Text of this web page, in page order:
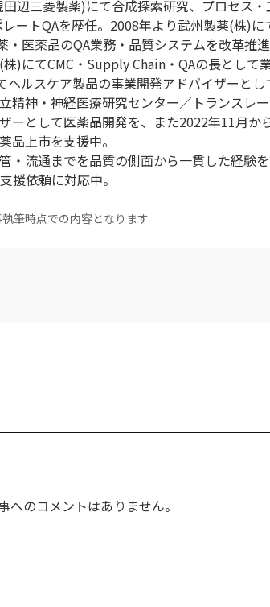
辺三菱製薬)にて合成探索研究、プロセス・
ートQAを歴任。2008年より武州製薬(株)
・医薬品のQA業務・品質システムを改革推
)にてCMC・Supply Chain・QAの長として
ヘルスケア製品の事業開発アドバイザーと
神・神経医療研究センター／トランスレ
ーとして医薬品開発を、また2022年11月か
品上市を支援中。
・流通までを品質の側面から一貫した経験
援依頼に対応中。
筆時点での内容となります
へのコメントはありません。